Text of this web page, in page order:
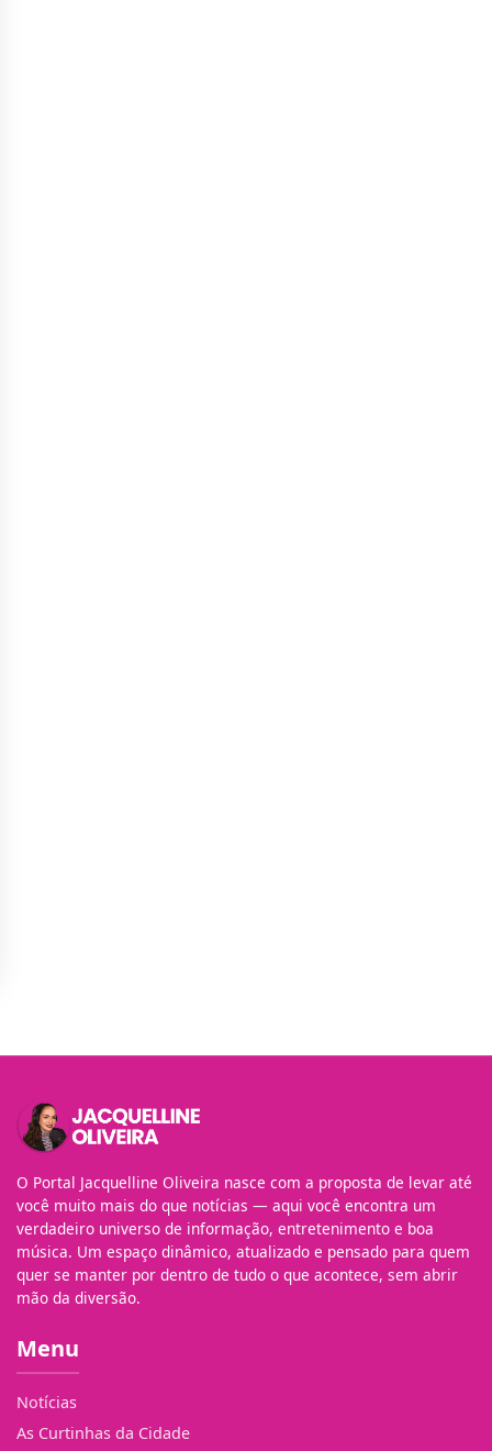
O Portal Jacquelline Oliveira nasce com a proposta de levar até
você muito mais do que notícias — aqui você encontra um
verdadeiro universo de informação, entretenimento e boa
música. Um espaço dinâmico, atualizado e pensado para quem
quer se manter por dentro de tudo o que acontece, sem abrir
mão da diversão.
Menu
Notícias
As Curtinhas da Cidade